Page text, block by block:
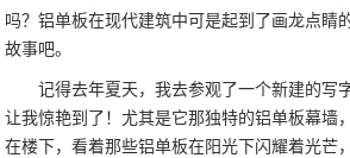
吗？铝单板在现代建筑中可是起到了画龙点睛
故事吧。
记得去年夏天，我去参观了一个新建的写
让我惊艳到了！尤其是它那独特的铝单板幕墙
在楼下，看着那些铝单板在阳光下闪耀着光芒